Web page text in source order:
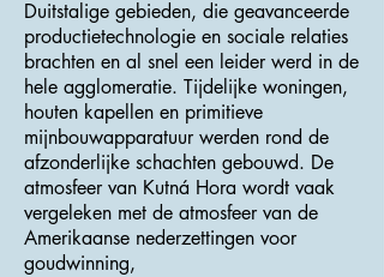
Duitstalige gebieden, die geavanceerde
productietechnologie en sociale relaties
brachten en al snel een leider werd in de
hele agglomeratie. Tijdelijke woningen,
houten kapellen en primitieve
mijnbouwapparatuur werden rond de
afzonderlijke schachten gebouwd. De
atmosfeer van Kutná Hora wordt vaak
vergeleken met de atmosfeer van de
Amerikaanse nederzettingen voor
goudwinning,